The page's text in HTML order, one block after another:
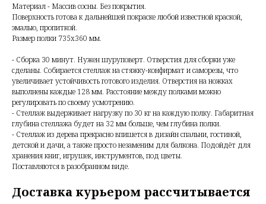
Материал - Массив сосны. Без покрытия.
Поверхность готова к дальнейшей покраске любой известной краской,
эмалью, пропиткой.
Размер полки 735х360 мм.
- Сборка 30 минут. Нужен шуруповерт. Отверстия для сборки уже
сделаны. Собирается стеллаж на стяжку-конфирмат и саморезы, что
увеличивает устойчивость готового изделия. Отверстия на ножках
выполнены каждые 128 мм. Расстояние между полками можно
регулировать по своему усмотрению.
- Стеллаж выдерживает нагрузку по 30 кг на каждую полку. Габаритная
глубина стеллажа будет на 32 мм больше, чем глубина полки.
- Стеллаж из дерева прекрасно впишется в дизайн спальни, гостиной,
детской и дачи, а также просто незаменим для балкона. Подойдёт для
хранения книг, игрушек, инструментов, под цветы.
Поставляются в разобранном виде.
Доставка курьером рассчитывается